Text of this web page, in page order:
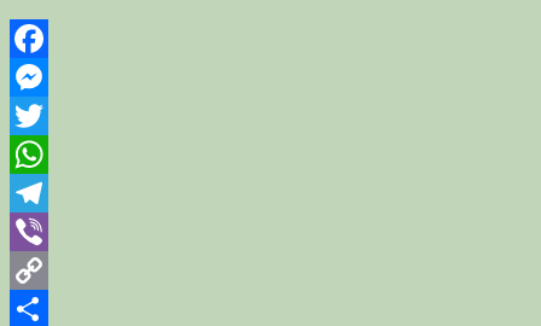
Facebook
Messenger
Twitter
WhatsApp
Telegram
Viber
Copy